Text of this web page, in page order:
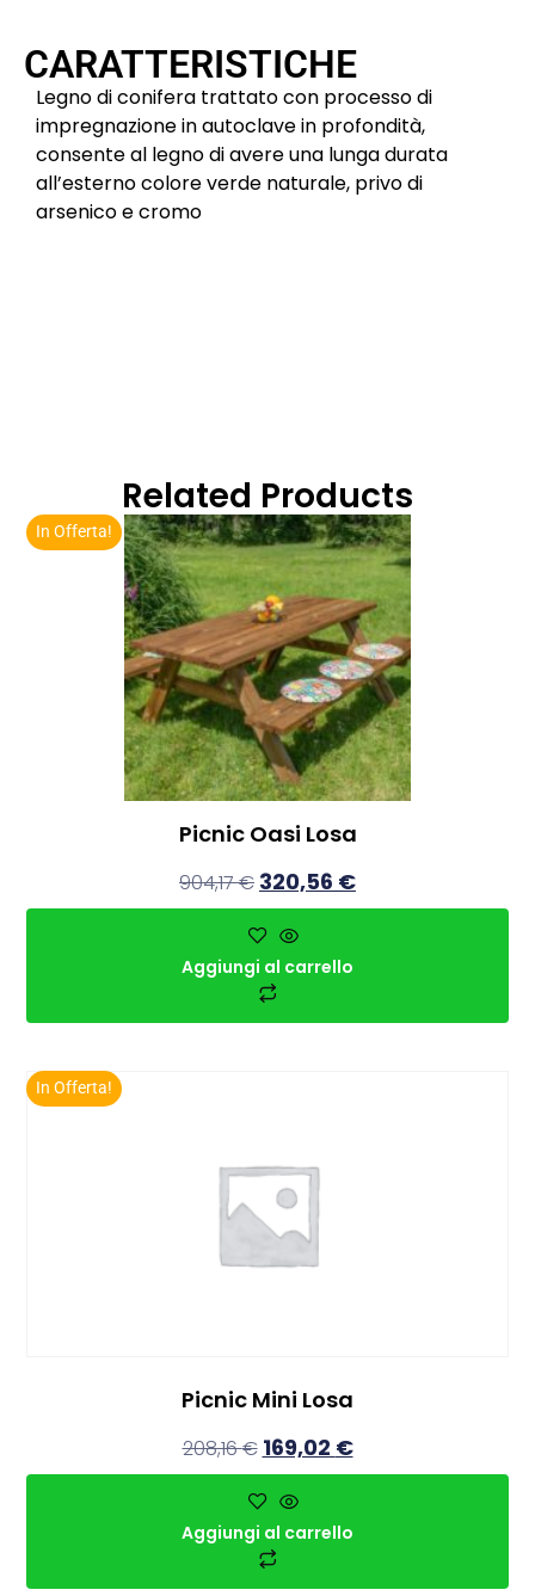
CARATTERISTICHE
Legno di conifera trattato con processo di
impregnazione in autoclave in profondità,
consente al legno di avere una lunga durata
all’esterno colore verde naturale, privo di
arsenico e cromo
Related Products
In Offerta!
Picnic Oasi Losa
904,17€ 320,56 €
Aggiungi al carrello
In Offerta!
Picnic Mini Losa
208,16€ 169,02 €
Aggiungi al carrello